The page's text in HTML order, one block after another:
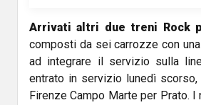
Arrivati altri due treni Rock
composti da sei carrozze con
ad integrare il servizio sulla
entrato in servizio lunedì
Firenze Campo Marte per Prato.